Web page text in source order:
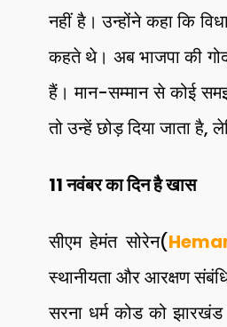
नहीं है। उन्होंने कहा कि
कहते थे। अब भाजपा की गोद
हैं। मान-सम्मान से कोई
तो उन्हें छोड़ दिया जाता
11 नवंबर का दिन है खास
सीएम हेमंत सोरेन(
स्थानीयता और आरक्षण
सरना धर्म कोड को झारखंड